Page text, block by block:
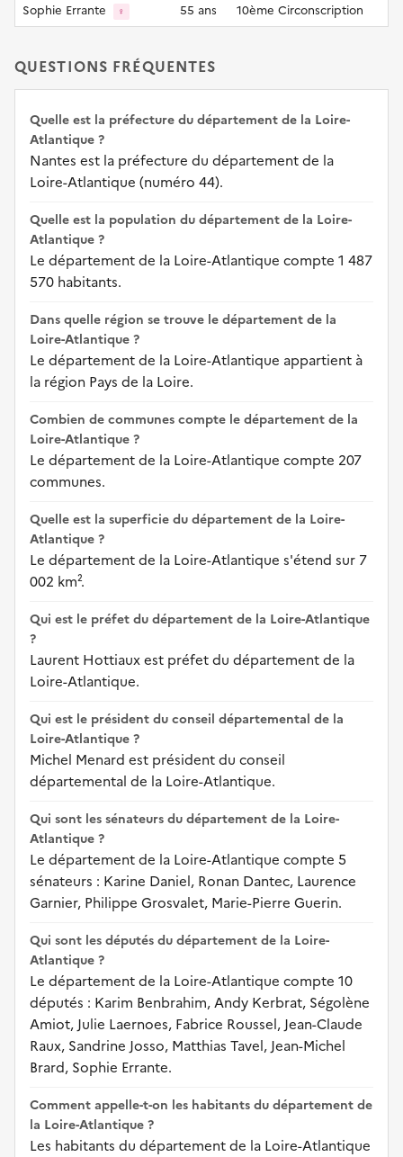
Sophie Errante
♀ 55 ans 10ème Circonscription
QUESTIONS FRÉQUENTES
Quelle est la préfecture du département de la Loire-
Atlantique ?
Nantes est la préfecture du département de la
Loire-Atlantique (numéro 44).
Quelle est la population du département de la Loire-
Atlantique ?
Le département de la Loire-Atlantique compte 1 487
570 habitants.
Dans quelle région se trouve le département de la
Loire-Atlantique ?
Le département de la Loire-Atlantique appartient à
la région Pays de la Loire.
Combien de communes compte le département de la
Loire-Atlantique ?
Le département de la Loire-Atlantique compte 207
communes.
Quelle est la superficie du département de la Loire-
Atlantique ?
Le département de la Loire-Atlantique s'étend sur 7
002 km².
Qui est le préfet du département de la Loire-Atlantique
?
Laurent Hottiaux est préfet du département de la
Loire-Atlantique.
Qui est le président du conseil départemental de la
Loire-Atlantique ?
Michel Menard est président du conseil
départemental de la Loire-Atlantique.
Qui sont les sénateurs du département de la Loire-
Atlantique ?
Le département de la Loire-Atlantique compte 5
sénateurs : Karine Daniel, Ronan Dantec, Laurence
Garnier, Philippe Grosvalet, Marie-Pierre Guerin.
Qui sont les députés du département de la Loire-
Atlantique ?
Le département de la Loire-Atlantique compte 10
députés : Karim Benbrahim, Andy Kerbrat, Ségolène
Amiot, Julie Laernoes, Fabrice Roussel, Jean-Claude
Raux, Sandrine Josso, Matthias Tavel, Jean-Michel
Brard, Sophie Errante.
Comment appelle-t-on les habitants du département de
la Loire-Atlantique ?
Les habitants du département de la Loire-Atlantique